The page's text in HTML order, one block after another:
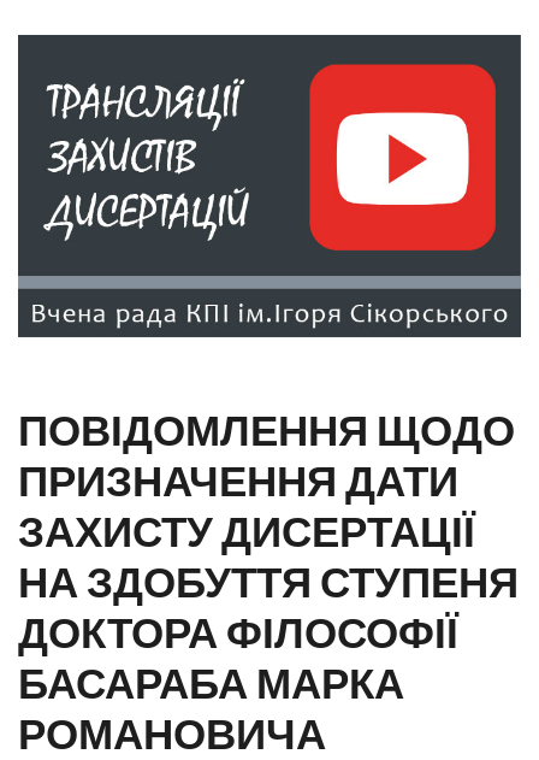
ПОВІДОМЛЕННЯ ЩОДО
ПРИЗНАЧЕННЯ ДАТИ
ЗАХИСТУ ДИСЕРТАЦІЇ
НА ЗДОБУТТЯ СТУПЕНЯ
ДОКТОРА ФІЛОСОФІЇ
БАСАРАБА МАРКА
РОМАНОВИЧА